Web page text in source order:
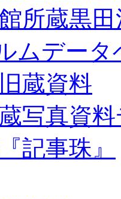
所蔵黒
ムデータ
蔵資料
写真資
記事珠』